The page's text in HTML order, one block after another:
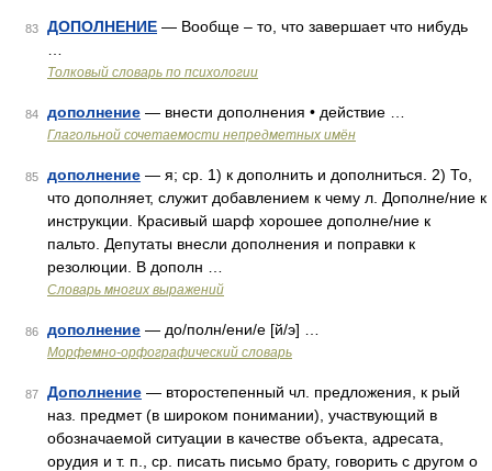
83 ДОПОЛНЕНИЕ — Вообще – то, что завершает что нибудь
Толковый словарь по психологии
84 дополнение — внести дополнения • действие …
Глагольной сочетаемости непредметных имён
85 дополнение — я; ср. 1) к дополнить и дополниться. 2) То,
что дополняет, служит добавлением к чему л. Дополне/ние к
инструкции. Красивый шарф хорошее дополне/ние к
пальто. Депутаты внесли дополнения и поправки к
резолюции. В дополн …
Словарь многих выражений
86 дополнение — до/полн/ени/е [й/э] …
Морфемно-орфографический словарь
87 Дополнение — второстепенный чл. предложения, к рый
наз. предмет (в широком понимании), участвующий в
обозначаемой ситуации в качестве объекта, адресата,
орудия и т. п., ср. писать письмо брату, говорить с другом о